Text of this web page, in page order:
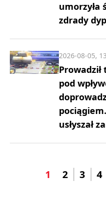
umorzyła
zdrady
pod
usłyszał
2026-08-05,
1 2 3 4